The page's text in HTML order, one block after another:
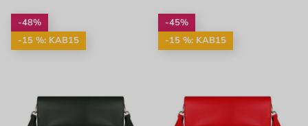
-48%
-15 %: KAB15
-45%
-15 %: KAB15